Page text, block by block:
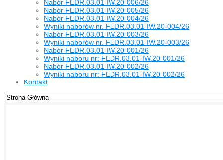
Nabór FEDR.03.01-IW.20-006/26
Nabór FEDR.03.01-IW.20-005/26
Nabór FEDR.03.01-IW.20-004/26
Wyniki naborów nr. FEDR.03.01-IW.20-004/26
Nabór FEDR.03.01-IW.20-003/26
Wyniki naborów nr. FEDR.03.01-IW.20-003/26
Nabór FEDR.03.01-IW.20-001/26
Wyniki naboru nr: FEDR.03.01-IW.20-001/26
Nabór FEDR.03.01-IW.20-002/26
Wyniki naboru nr: FEDR.03.01-IW.20-002/26
Kontakt